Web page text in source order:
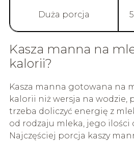
Duża porcja
Kasza manna na
kalorii?
Kasza manna gotowana na
kalorii niż wersja na wodzie,
trzeba doliczyć energię z
od rodzaju mleka, jego ilości
Najczęściej porcja kaszy